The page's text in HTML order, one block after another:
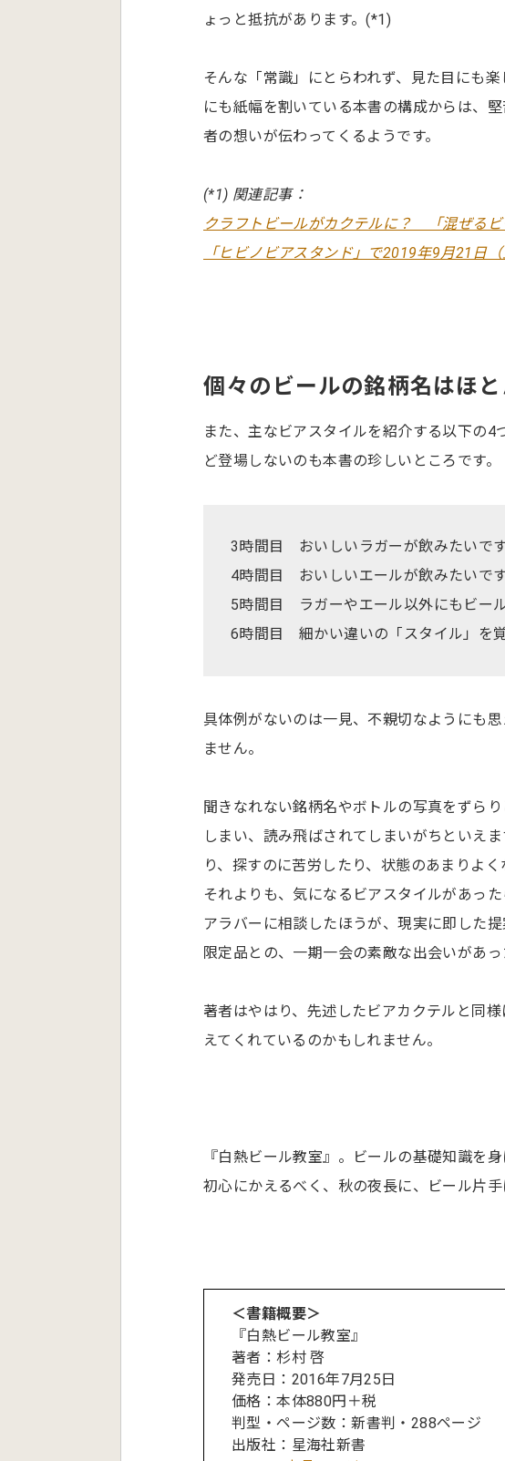
ょっと抵抗があります。(*1)
そんな「常識」にとらわれず、見た目にも
にも紙幅を割いている本書の構成からは、
者の想いが伝わってくるようです。
(*1) 関連記事：
クラフトビールがカクテルに？ 「混ぜる
「ヒビノビアスタンド」で2019年9月21日
個々のビールの銘柄名はほ
また、主なビアスタイルを紹介する以下の
ど登場しないのも本書の珍しいところです。
3時間目 おいしいラガーが飲みたいで
4時間目 おいしいエールが飲みたいで
5時間目 ラガーやエール以外にもビー
6時間目 細かい違いの「スタイル」を
具体例がないのは一見、不親切なようにも
ません。
聞きなれない銘柄名やボトルの写真をずら
しまい、読み飛ばされてしまいがちといえ
り、探すのに苦労したり、状態のあまりよ
それよりも、気になるビアスタイルがあっ
アラバーに相談したほうが、現実に即した
限定品との、一期一会の素敵な出会いがあっ
著者はやはり、先述したビアカクテルと同
えてくれているのかもしれません。
『白熱ビール教室』。ビールの基礎知識を
初心にかえるべく、秋の夜長に、ビール片
＜書籍概要＞
『白熱ビール教室』
著者：杉村 啓
発売日：2016年7月25日
価格：本体880円＋税
判型・ページ数：新書判・288ページ
出版社：星海社新書